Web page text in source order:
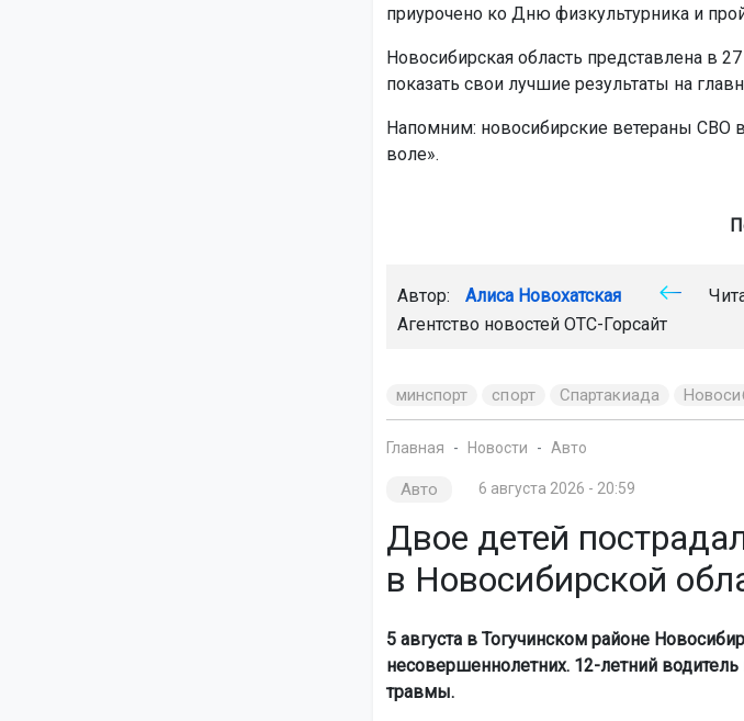
приурочено ко Дню физкультурника и
Новосибирская область представлена в
показать свои лучшие результаты на
Напомним: новосибирские ветераны СВО
воле».
Автор: Алиса Новохатская
Агентство новостей ОТС-Горсайт
минспорт спорт Спартакиада
Главная Новости Авто
Авто 6 августа 2026 - 20:59
Двое детей
в Новосибирской
5 августа в Тогучинском районе
несовершеннолетних. 12-летний
травмы.